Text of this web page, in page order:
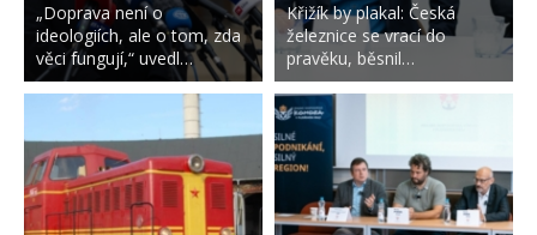
„Doprava není o
ideologiích, ale o tom, zda
věci fungují,“ uvedl…
Křižík by plakal: Česká
železnice se vrací do
pravěku, běsnil…